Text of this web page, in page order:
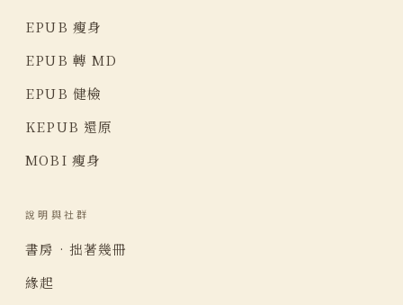
EPUB 瘦身
EPUB 轉 MD
EPUB 健檢
KEPUB 還原
MOBI 瘦身
說明與社群
書房 · 拙著幾冊
緣起